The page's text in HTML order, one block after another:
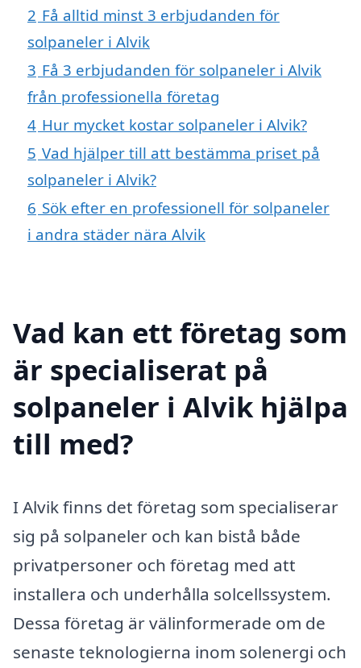
2 Få alltid minst 3 erbjudanden för
solpaneler i Alvik
3 Få 3 erbjudanden för solpaneler i Alvik
från professionella företag
4 Hur mycket kostar solpaneler i Alvik?
5 Vad hjälper till att bestämma priset på
solpaneler i Alvik?
6 Sök efter en professionell för solpaneler
i andra städer nära Alvik
Vad kan ett företag som
är specialiserat på
solpaneler i Alvik hjälpa
till med?
I Alvik finns det företag som specialiserar
sig på solpaneler och kan bistå både
privatpersoner och företag med att
installera och underhålla solcellssystem.
Dessa företag är välinformerade om de
senaste teknologierna inom solenergi och